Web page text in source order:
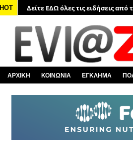
HOT
Δείτε ΕΔΩ όλες τις ειδήσεις από
Δείτε ΕΔΩ όλα τα πολιτικά νέα
Δείτε ΕΔΩ τις αποκαλύψεις του
Δείτε ΕΔΩ όλα τα αστυνομικά νέα
Δείτε ΕΔΩ όλα τα νέα από τον
Δείτε ΕΔΩ όλα τα νέα για την
ΑΡΧΙΚΗ ΚΟΙΝΩΝΙΑ ΕΓΚΛΗΜΑ